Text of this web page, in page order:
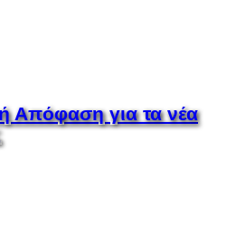
Απόφαση για τα νέα